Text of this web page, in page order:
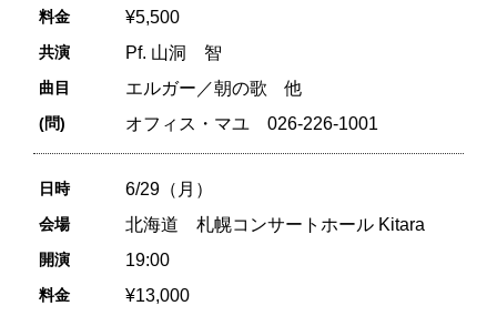
料金 ¥5,500
共演 Pf. 山洞 智
曲目 エルガー／朝の歌 他
(問) オフィス・マユ 026-226-1001
日時 6/29（月）
会場 北海道 札幌コンサートホール Kitara
開演 19:00
料金 ¥13,000